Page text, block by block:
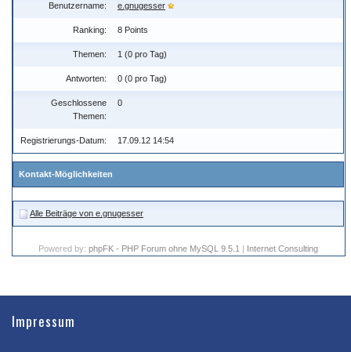
Benutzername: e.gnugesser
Ranking: 8 Points
Themen: 1 (0 pro Tag)
Antworten: 0 (0 pro Tag)
Geschlossene
Themen:
0
Registrierungs-Datum: 17.09.12 14:54
Kontakt-Möglichkeiten
Alle Beiträge von e.gnugesser
Powered by:phpFK - PHP Forum ohne MySQL 9.5.1 | Internet Consulting
Impressum